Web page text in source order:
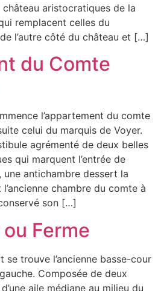
château aristocratiques de la
remplacent celles du
l’autre côté du château et […]
du Comte
l’appartement du comte
celui du marquis de Voyer.
agrémenté de deux belles
qui marquent l’entrée de
une antichambre dessert la
chambre du comte à
son […]
Ferme
se trouve l’ancienne basse-cour
Composée de deux
aile médiane au milieu du